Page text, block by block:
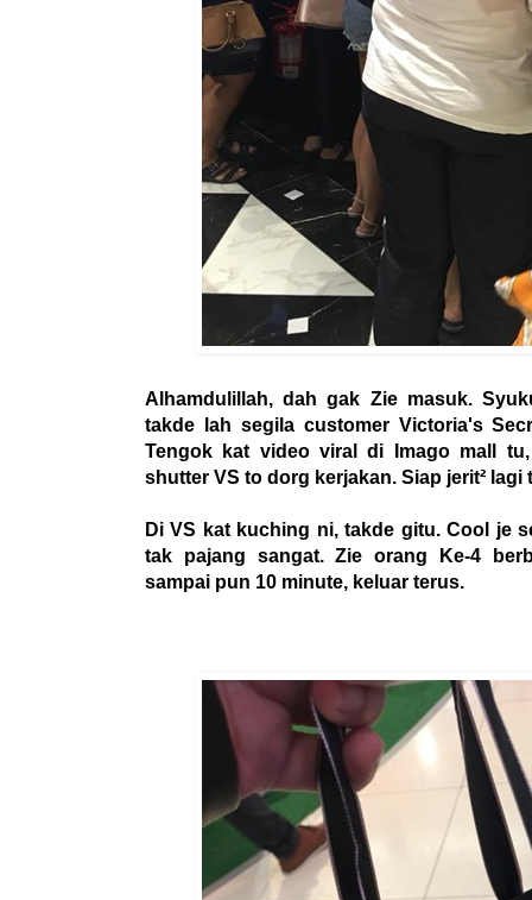
Alhamdulillah, dah gak Zie masuk.
takde lah segila customer Victoria's
Tengok kat video viral di Imago mall
shutter VS to dorg kerjakan. Siap jerit² lagi
Di VS kat kuching ni, takde gitu. Cool je
tak pajang sangat. Zie orang Ke-4
sampai pun 10 minute, keluar terus.